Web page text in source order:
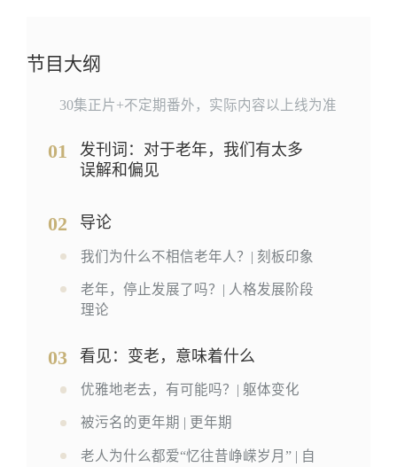
节目大纲
30集正片+不定期番外，实际内容以上线为准
01
发刊词：对于老年，我们有太多
误解和偏见
02 导论
我们为什么不相信老年人？| 刻板印象
老年，停止发展了吗？| 人格发展阶段
理论
03 看见：变老，意味着什么
优雅地老去，有可能吗？| 躯体变化
被污名的更年期 | 更年期
老人为什么都爱“忆往昔峥嵘岁月” | 自